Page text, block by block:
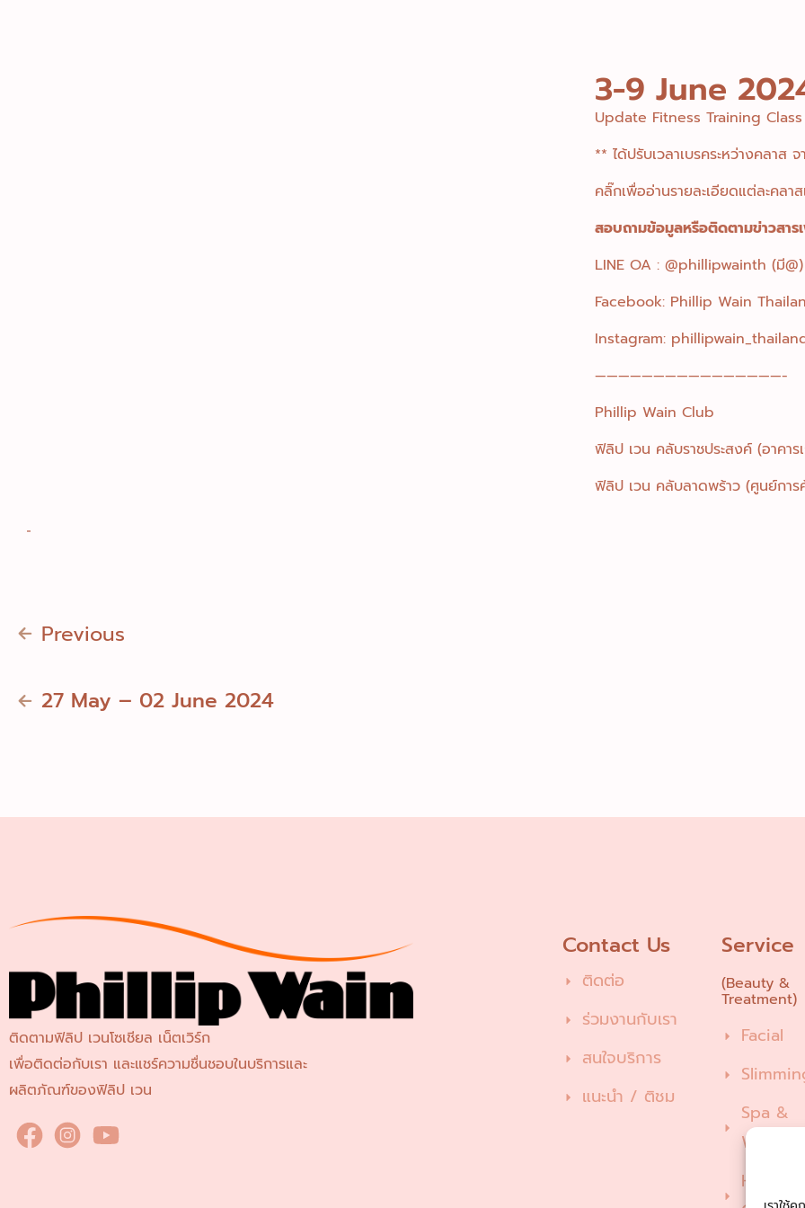
3-9 June
Update Fitness Training
** ได้ปรับเวลาเบรคระหว่างคลาส
คลิ๊กเพื่ออ่านรายละเอียดแต่ละค
สอบถามข้อมูลหรือติดตามข่าวสาร
LINE OA : @phillipwainth (มี
Facebook: Phillip Wain
Instagram:
————————————————-
Phillip Wain Club
ฟิลิป เวน คลับราชประสงค์ (อาคา
ฟิลิป เวน คลับลาดพร้าว (ศูนย์การ
Previous
27 May – 02 June 2024
ติดตามฟิลิป เวนโซเชียล เน็ตเวิร์ก
เพื่อติดต่อกับเรา และแชร์ความชื่นชอบในบริการและ
ผลิตภัณฑ์ของฟิลิป เวน
Contact Us
ติดต่อ
ร่วมงานกับเรา
สนใจบริการ
แนะนำ / ติชม
Service
(Beauty &
Treatment)
Facial
Spa &
Hair &